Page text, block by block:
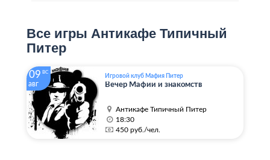
Все игры Антикафе Типичный
Питер
09 ВС
авг
Игровой клуб Мафия Питер
Вечер Мафии и знакомств
Антикафе Типичный Питер
18:30
450 руб./чел.